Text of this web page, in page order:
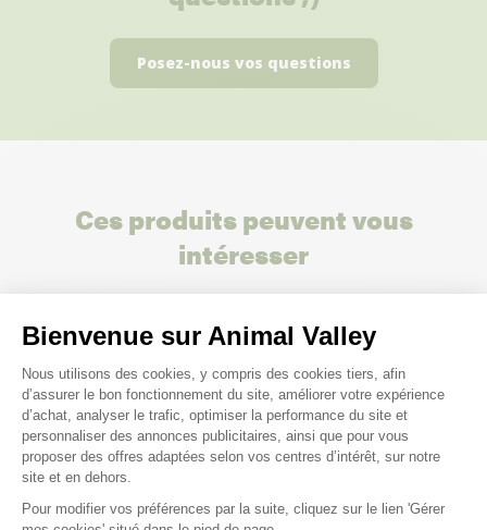
Bienvenue sur Animal Valley
Plateforme de Gestion du
Nous utilisons des cookies, y compris des cookies tiers, afin
d’assurer le bon fonctionnement du site, améliorer votre expérience
d’achat, analyser le trafic, optimiser la performance du site et
personnaliser des annonces publicitaires, ainsi que pour vous
proposer des offres adaptées selon vos centres d’intérêt, sur notre
site et en dehors.
Pour modifier vos préférences par la suite, cliquez sur le lien 'Gérer
Posez-nous vos questions
Ces produits peuvent vous
intéresser